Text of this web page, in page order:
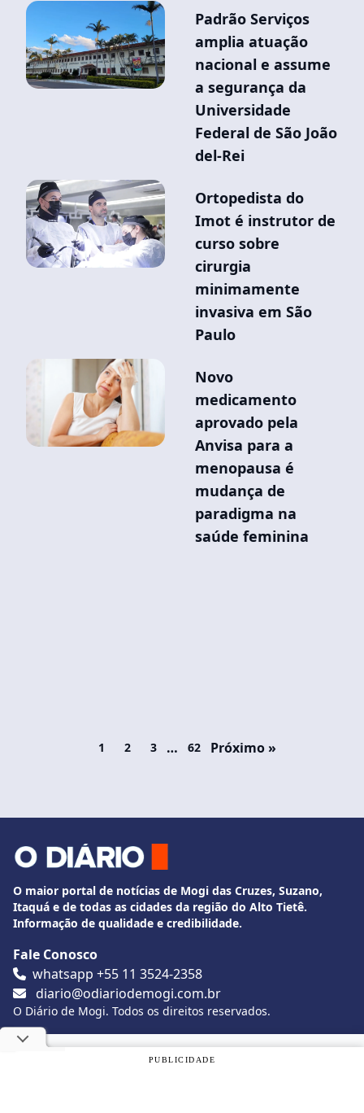
Padrão Serviços
amplia atuação
nacional e assume
a segurança da
Universidade
Federal de São João
del-Rei
Ortopedista do
Imot é instrutor de
curso sobre
cirurgia
minimamente
invasiva em São
Paulo
Novo
medicamento
aprovado pela
Anvisa para a
menopausa é
mudança de
paradigma na
saúde feminina
1 2 3 … 62 Próximo »
O maior portal de notícias de Mogi das Cruzes, Suzano,
Itaquá e de todas as cidades da região do Alto Tietê.
Informação de qualidade e credibilidade.
Fale Conosco
whatsapp +55 11 3524-2358
diario@odiariodemogi.com.br
O Diário de Mogi. Todos os direitos reservados.
Siga O Diário nas redes sociais
Utilizamos cookies, de acordo com a nossa
PUBLICIDADE